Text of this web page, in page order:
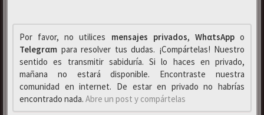
Por favor, no utilices mensajes privados, WhαtsAppo
Telegrαm para resolver tus dudas. ¡Compártelas! Nuestro
sentido es transmitir sabiduría. Si lo haces en privado,
mañana no estará disponible. Encontraste nuestra
comunidad en internet. De estar en privado no habrías
encontrado nada. Abre un post y compártelas